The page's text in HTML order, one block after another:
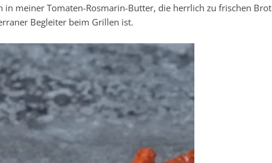
meiner Tomaten-Rosmarin-Butter, die herrlich zu frischen Brot
Begleiter beim Grillen ist.